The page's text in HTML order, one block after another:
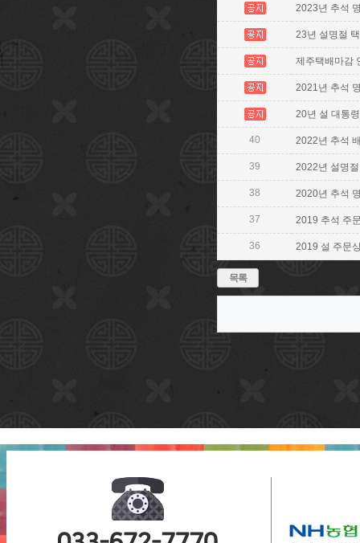
2023년 추석
23년 설명절
제주택배마감
2021년 추석
20년 설 대통
40 2022년 추석
39 2022년 설명
38 2020년 추석
37 2019 추석 주
36 2019 설 주문
목록